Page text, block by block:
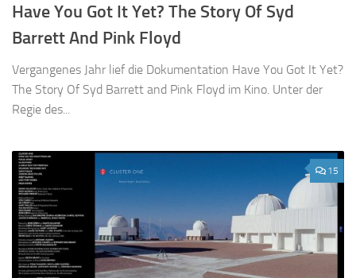
Have You Got It Yet? The Story Of Syd
Barrett And Pink Floyd
Vergangenes Jahr lief die Dokumentation Have You Got It Yet?
The Story Of Syd Barrett and Pink Floyd im Kino. Unter der
Regie des...
15